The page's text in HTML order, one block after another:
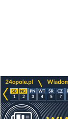
24opole.pl
1 2 3 4 5 ?